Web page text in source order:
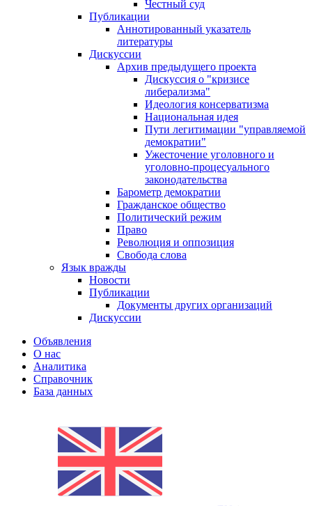
Честный суд
Публикации
Аннотированный указатель
литературы
Дискуссии
Архив предыдущего проекта
Дискуссия о "кризисе
либерализма"
Идеология консерватизма
Национальная идея
Пути легитимации "управляемой
демократии"
Ужесточение уголовного и
уголовно-процесуального
законодательства
Барометр демократии
Гражданское общество
Политический режим
Право
Революция и оппозиция
Свобода слова
Язык вражды
Новости
Публикации
Документы других организаций
Дискуссии
Объявления
О нас
Аналитика
Справочник
База данных